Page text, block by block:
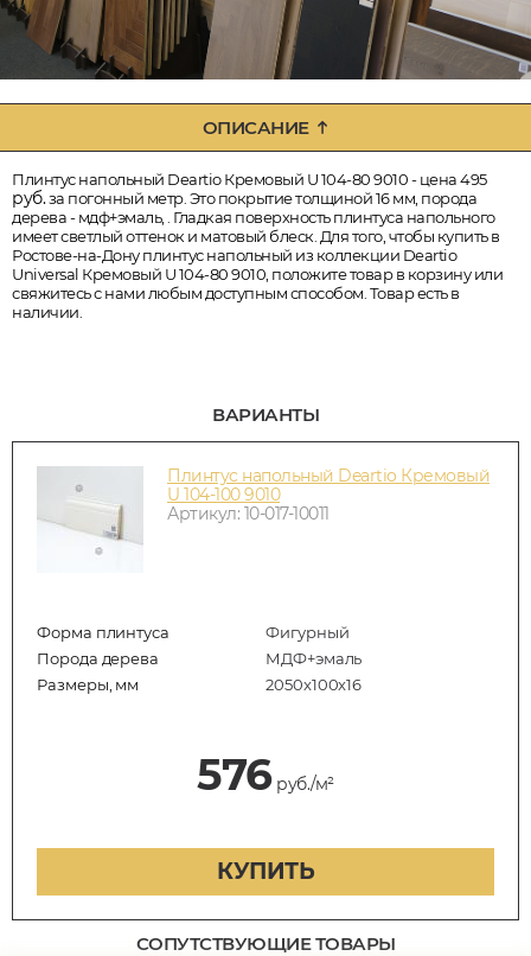
ОПИСАНИЕ
Плинтус напольный Deartio Кремовый U 104-80 9010 - цена 495
руб.за погонный метр. Это покрытие толщиной 16 мм, порода
дерева - мдф+эмаль, . Гладкая поверхность плинтуса напольного
имеет светлый оттенок и матовый блеск. Для того, чтобы купить в
Ростове-на-Дону плинтус напольный из коллекции Deartio
Universal Кремовый U 104-80 9010, положите товар в корзину или
свяжитесь с нами любым доступным способом. Товар есть в
наличии.
ВАРИАНТЫ
Плинтус напольный Deartio Кремовый
U 104-100 9010
Артикул: 10-017-10011
Форма плинтуса
Фигурный
Порода дерева
МДФ+эмаль
Размеры, мм
2050x100x16
576руб./м²
КУПИТЬ
СОПУТСТВУЮЩИЕ ТОВАРЫ